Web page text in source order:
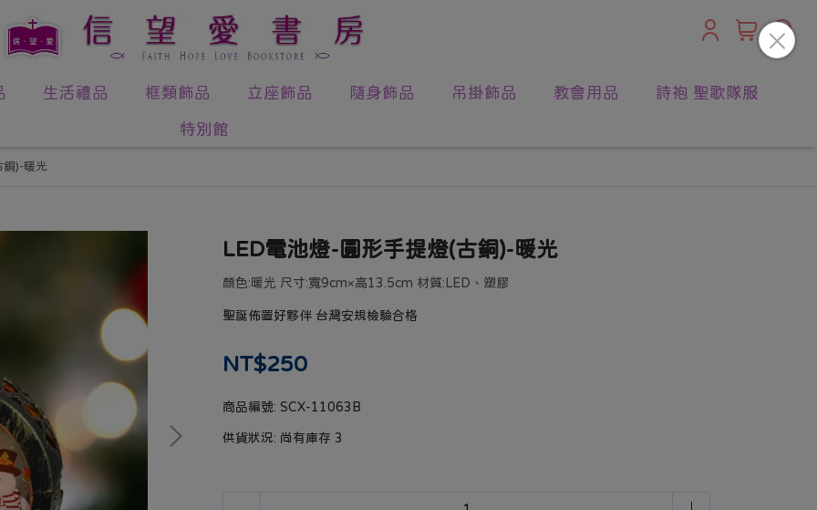
生活禮品 框類飾品 立座飾品 隨身飾品 吊掛飾品 教會用品
詩袍 聖歌隊服
特別館
銅)-暖光
LED電池燈-圓形手提燈(古銅)-暖光
顏色:暖光 尺寸:寬9cm×高13.5cm 材質:LED、塑膠
聖誕佈置好夥伴 台灣安規檢驗合格
NT$250
商品編號: SCX-11063B
供貨狀況: 尚有庫存 3